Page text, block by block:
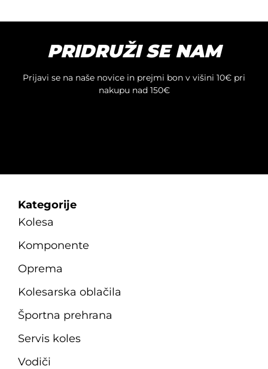
PRIDRUŽI SE NAM
Prijavi se na naše novice in prejmi bon v višini 10€ pri
nakupu nad 150€
Kategorije
Kolesa
Komponente
Oprema
Kolesarska oblačila
Športna prehrana
Servis koles
Vodiči